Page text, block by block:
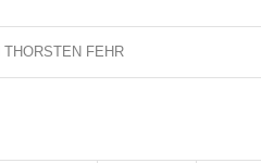
THORSTEN FEHR